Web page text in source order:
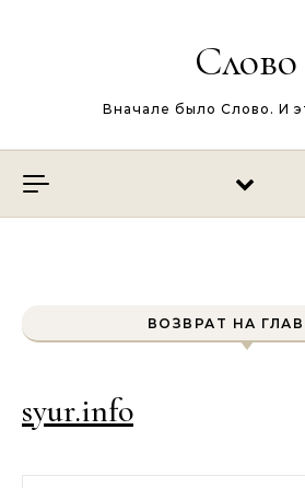
Слово
Вначале было Слово. И
ВОЗВРАТ НА
syur.info